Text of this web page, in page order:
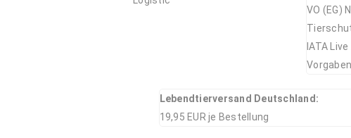
VO (EG)
IATA
Lebendtierversand Deutschland:
19,95 EUR je Bestellung